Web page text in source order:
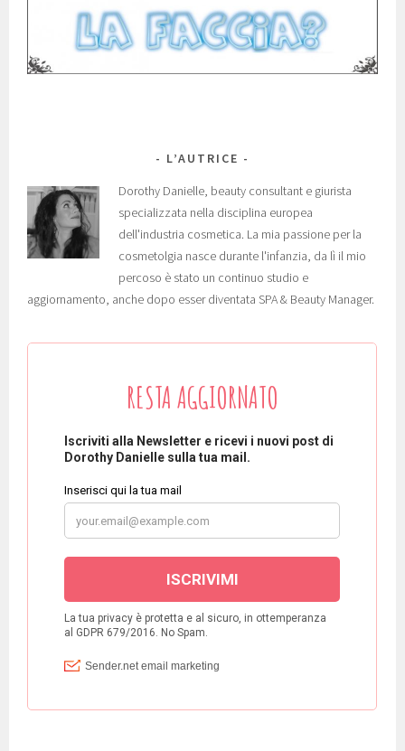
L’AUTRICE
Dorothy Danielle, beauty consultant e giurista
specializzata nella disciplina europea
dell'industria cosmetica. La mia passione per la
cosmetolgia nasce durante l'infanzia, da lì il mio
percoso è stato un continuo studio e
aggiornamento, anche dopo esser diventata SPA & Beauty Manager.